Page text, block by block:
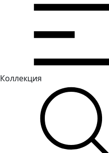
Коллекция